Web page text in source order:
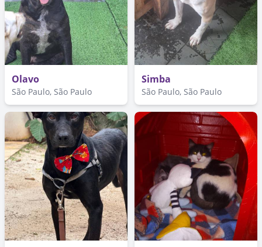
Olavo
São Paulo, São Paulo
Simba
São Paulo, São Paulo